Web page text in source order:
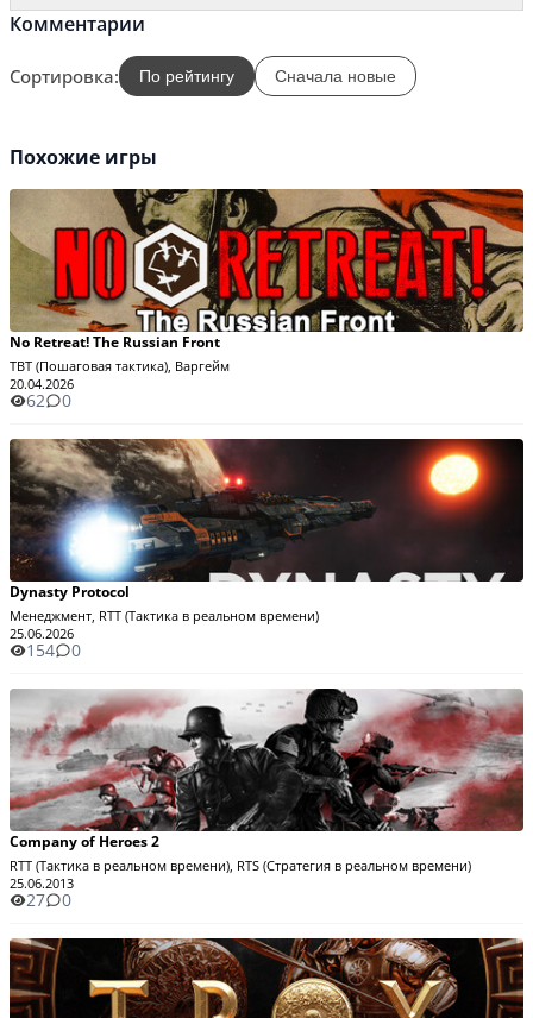
Комментарии
Сортировка: По рейтингу Сначала новые
Похожие игры
No Retreat! The Russian Front
TBT (Пошаговая тактика), Варгейм
20.04.2026
62 0
Dynasty Protocol
Менеджмент, RTT (Тактика в реальном времени)
25.06.2026
154 0
Company of Heroes 2
RTT (Тактика в реальном времени), RTS (Стратегия в реальном времени)
25.06.2013
27 0